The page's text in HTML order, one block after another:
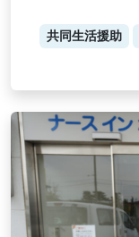
共同生活援助